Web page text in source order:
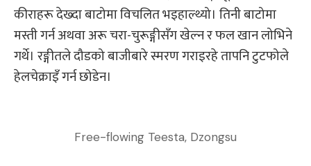
कीराहरू देख्दा बाटोमा विचलित भइहाल्थ्यो। तिनी बाटोमा
मस्ती गर्न अथवा अरू चरा-चुरूङ्गीसँग खेल्न र फल खान लोभिने
गर्थे। रङ्गीतले दौडको बाजीबारे स्मरण गराइरहे तापनि टुटफोले
हेलचेक्राइँ गर्न छोडेन।
Free-flowing Teesta, Dzongsu